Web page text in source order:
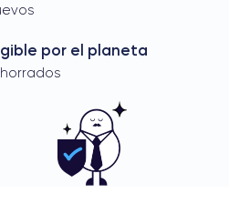
por el planeta